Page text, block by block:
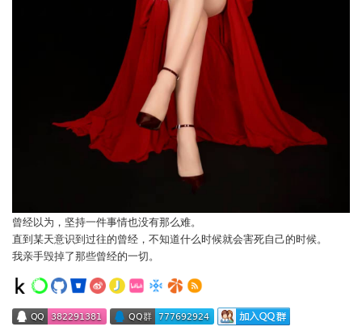
曾经以为，坚持一件事情也没有那么难。
直到某天意识到过往的曾经，不知道什么时候就会害死自己的时候。
我亲手毁掉了那些曾经的一切。